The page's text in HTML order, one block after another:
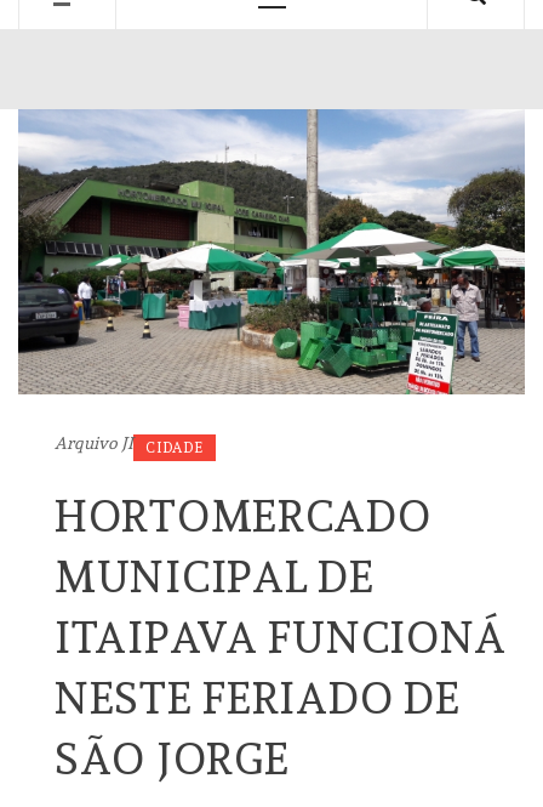
Arquivo JI CIDADE
HORTOMERCADO
MUNICIPAL DE
ITAIPAVA FUNCIONÁ
NESTE FERIADO DE
SÃO JORGE